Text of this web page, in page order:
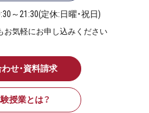
～21:30(定休:日曜・祝日)
お気軽にお申し込みください
せ・資料請求
授業とは？